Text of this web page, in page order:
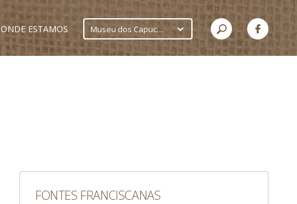
ONDE ESTAMOS Museu dos Capuchinhos
FONTES FRANCISCANAS